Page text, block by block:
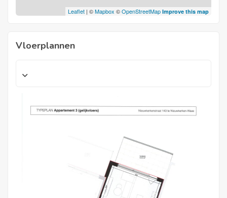
Leaflet | ©Mapbox ©OpenStreetMap Improve this map
Vloerplannen